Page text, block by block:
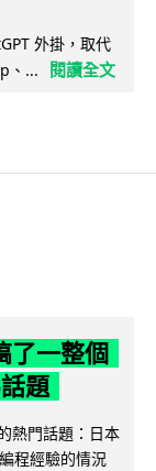
外掛，取代
、...
閱讀全文
了一整個
題
熱門話題：日本
程經驗的情況